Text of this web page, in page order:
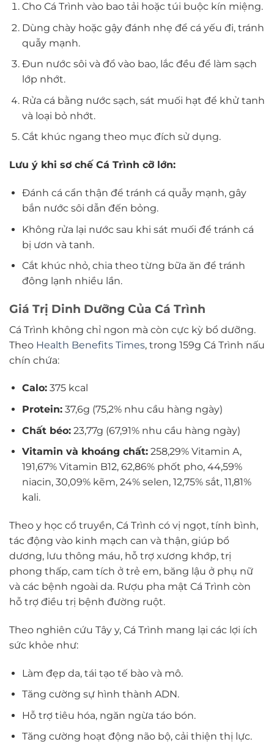
Cho Cá Trình vào bao tải hoặc túi buộc kín miệng.
Dùng chày hoặc gậy đánh nhẹ để cá yếu đi, tránh
quẫy mạnh.
Đun nước sôi và đổ vào bao, lắc đều để làm sạch
lớp nhớt.
Rửa cá bằng nước sạch, sát muối hạt để khử tanh
và loại bỏ nhớt.
Cắt khúc ngang theo mục đích sử dụng.
Lưu ý khi sơ chế Cá Trình cỡ lớn:
Đánh cá cẩn thận để tránh cá quẫy mạnh, gây
bắn nước sôi dẫn đến bỏng.
Không rửa lại nước sau khi sát muối để tránh cá
bị ươn và tanh.
Cắt khúc nhỏ, chia theo từng bữa ăn để tránh
đông lạnh nhiều lần.
Giá Trị Dinh Dưỡng Của Cá Trình
Cá Trình không chỉ ngon mà còn cực kỳ bổ dưỡng.
Theo Health Benefits Times, trong 159g Cá Trình nấu
chín chứa:
Calo:375 kcal
Protein:37,6g (75,2% nhu cầu hàng ngày)
Chất béo:23,77g (67,91% nhu cầu hàng ngày)
Vitamin và khoáng chất:258,29% Vitamin A,
191,67% Vitamin B12, 62,86% phốt pho, 44,59%
niacin, 30,09% kẽm, 24% selen, 12,75% sắt, 11,81%
kali.
Theo y học cổ truyền, Cá Trình có vị ngọt, tính bình,
tác động vào kinh mạch can và thận, giúp bổ
dương, lưu thông máu, hỗ trợ xương khớp, trị
phong thấp, cam tích ở trẻ em, băng lậu ở phụ nữ
và các bệnh ngoài da. Rượu pha mật Cá Trình còn
hỗ trợ điều trị bệnh đường ruột.
Theo nghiên cứu Tây y, Cá Trình mang lại các lợi ích
sức khỏe như:
Làm đẹp da, tái tạo tế bào và mô.
Tăng cường sự hình thành ADN.
Hỗ trợ tiêu hóa, ngăn ngừa táo bón.
Tăng cường hoạt động não bộ, cải thiện thị lực.